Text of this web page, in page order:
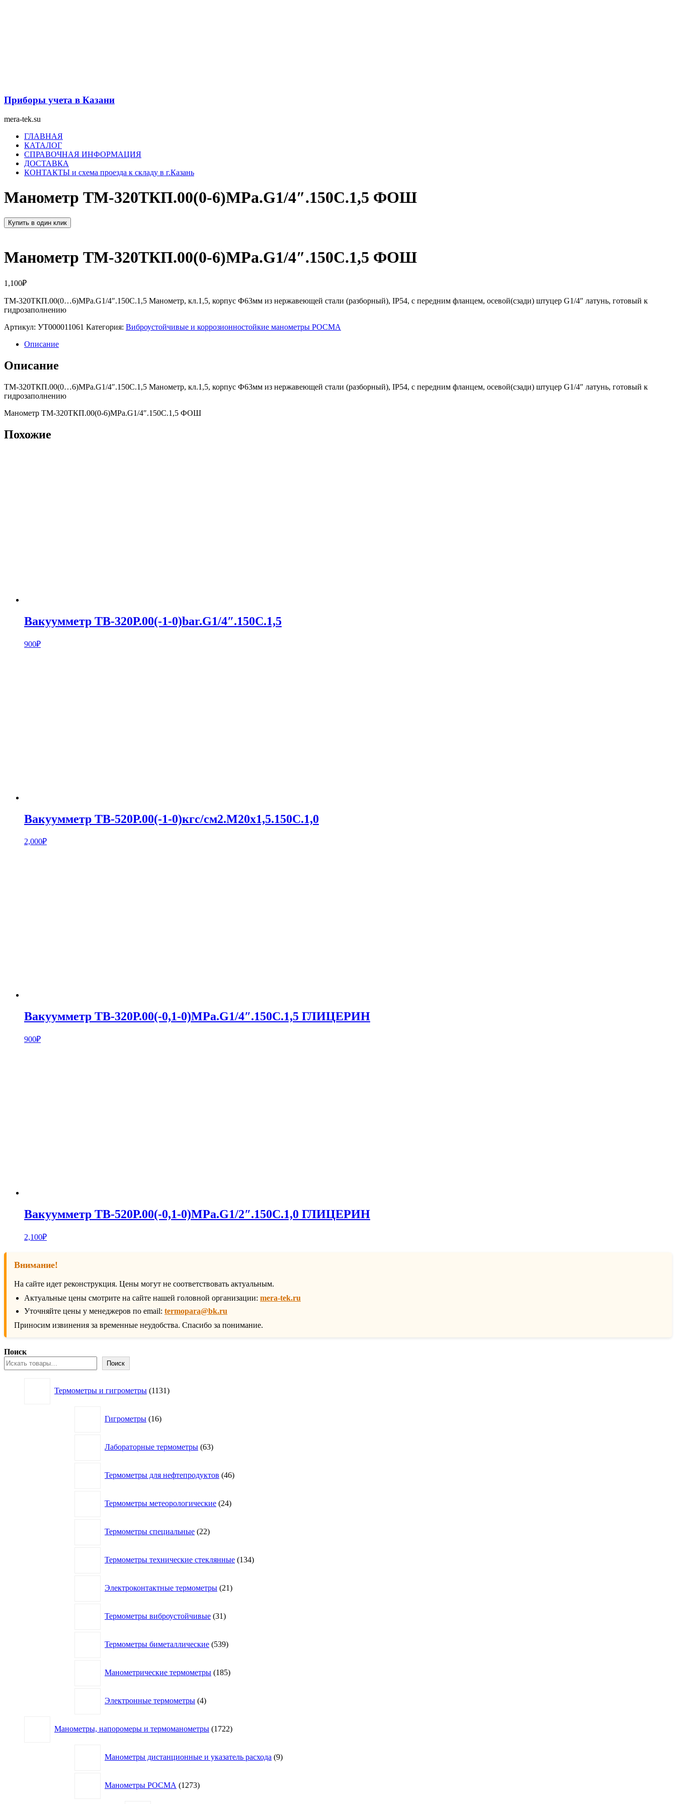
Приборы учета в Казани
mera-tek.su
МенюГЛАВНАЯ
КАТАЛОГ
СПРАВОЧНАЯ ИНФОРМАЦИЯ
ДОСТАВКА
КОНТАКТЫ и схема проезда к складу в г.Казань
Манометр ТМ-320ТКП.00(0-6)MPa.G1/4″.150С.1,5 ФОШ
Купить в один клик
Манометр ТМ-320ТКП.00(0-6)MPa.G1/4″.150С.1,5 ФОШ
1,100₽
ТМ-320ТКП.00(0…6)MPa.G1/4″.150С.1,5 Манометр, кл.1,5, корпус Ф63мм из нержавеющей стали (разборный), IP54, с передним фланцем, осевой(сзади) штуцер G1/4″ латунь, готовый к
гидрозаполнению
Артикул: УТ000011061 Категория: Виброустойчивые и коррозионностойкие манометры РОСМА
Описание
Описание
ТМ-320ТКП.00(0…6)MPa.G1/4″.150С.1,5 Манометр, кл.1,5, корпус Ф63мм из нержавеющей стали (разборный), IP54, с передним фланцем, осевой(сзади) штуцер G1/4″ латунь, готовый к
гидрозаполнению
Манометр ТМ-320ТКП.00(0-6)MPa.G1/4″.150С.1,5 ФОШ
Похожие
Вакуумметр ТВ-320Р.00(-1-0)bar.G1/4″.150С.1,5
900₽
Вакуумметр ТВ-520Р.00(-1-0)кгс/см2.М20х1,5.150С.1,0
2,000₽
Вакуумметр ТВ-320Р.00(-0,1-0)MPa.G1/4″.150С.1,5 ГЛИЦЕРИН
900₽
Вакуумметр ТВ-520Р.00(-0,1-0)MPa.G1/2″.150С.1,0 ГЛИЦЕРИН
2,100₽
Внимание!
На сайте идет реконструкция. Цены могут не соответствовать актуальным.
Актуальные цены смотрите на сайте нашей головной организации: mera-tek.ru
Уточняйте цены у менеджеров по email: termopara@bk.ru
Приносим извинения за временные неудобства. Спасибо за понимание.
Поиск
Поиск
Термометры и гигрометры 1131товар
Гигрометры 16товаров
Лабораторные термометры 63товара
Термометры для нефтепродуктов 46товаров
Термометры метеорологические 24товара
Термометры специальные 22товара
Термометры технические стеклянные 134товара
Электроконтактные термометры 21товар
Термометры виброустойчивые 31товар
Термометры биметаллические 539товаров
Манометрические термометры 185товаров
Электронные термометры 4товара
Манометры, напоромеры и термоманометры 1722товара
Манометры дистанционные и указатель расхода 9товаров
Манометры РОСМА 1273товара